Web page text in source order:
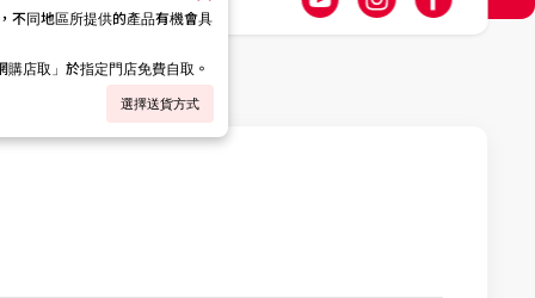
不同地區所提供的產品有機會具
購店取」於指定門店免費自取。
選擇送貨方式